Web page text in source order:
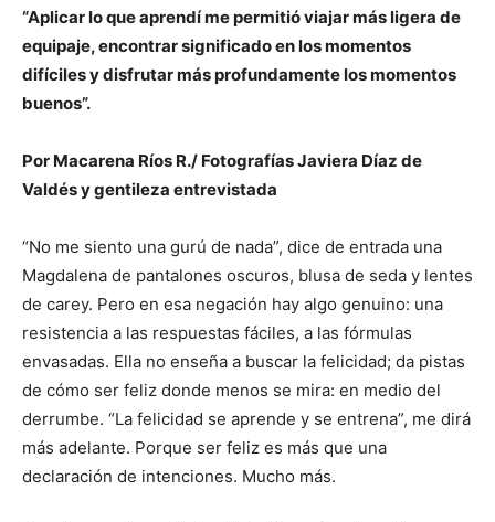
“Aplicar lo que aprendí me permitió viajar más ligera de
equipaje, encontrar significado en los momentos
difíciles y disfrutar más profundamente los momentos
buenos”.
Por Macarena Ríos R./ Fotografías Javiera Díaz de
Valdés y gentileza entrevistada
“No me siento una gurú de nada”, dice de entrada una
Magdalena de pantalones oscuros, blusa de seda y lentes
de carey. Pero en esa negación hay algo genuino: una
resistencia a las respuestas fáciles, a las fórmulas
envasadas. Ella no enseña a buscar la felicidad; da pistas
de cómo ser feliz donde menos se mira: en medio del
derrumbe. “La felicidad se aprende y se entrena”, me dirá
más adelante. Porque ser feliz es más que una
declaración de intenciones. Mucho más.